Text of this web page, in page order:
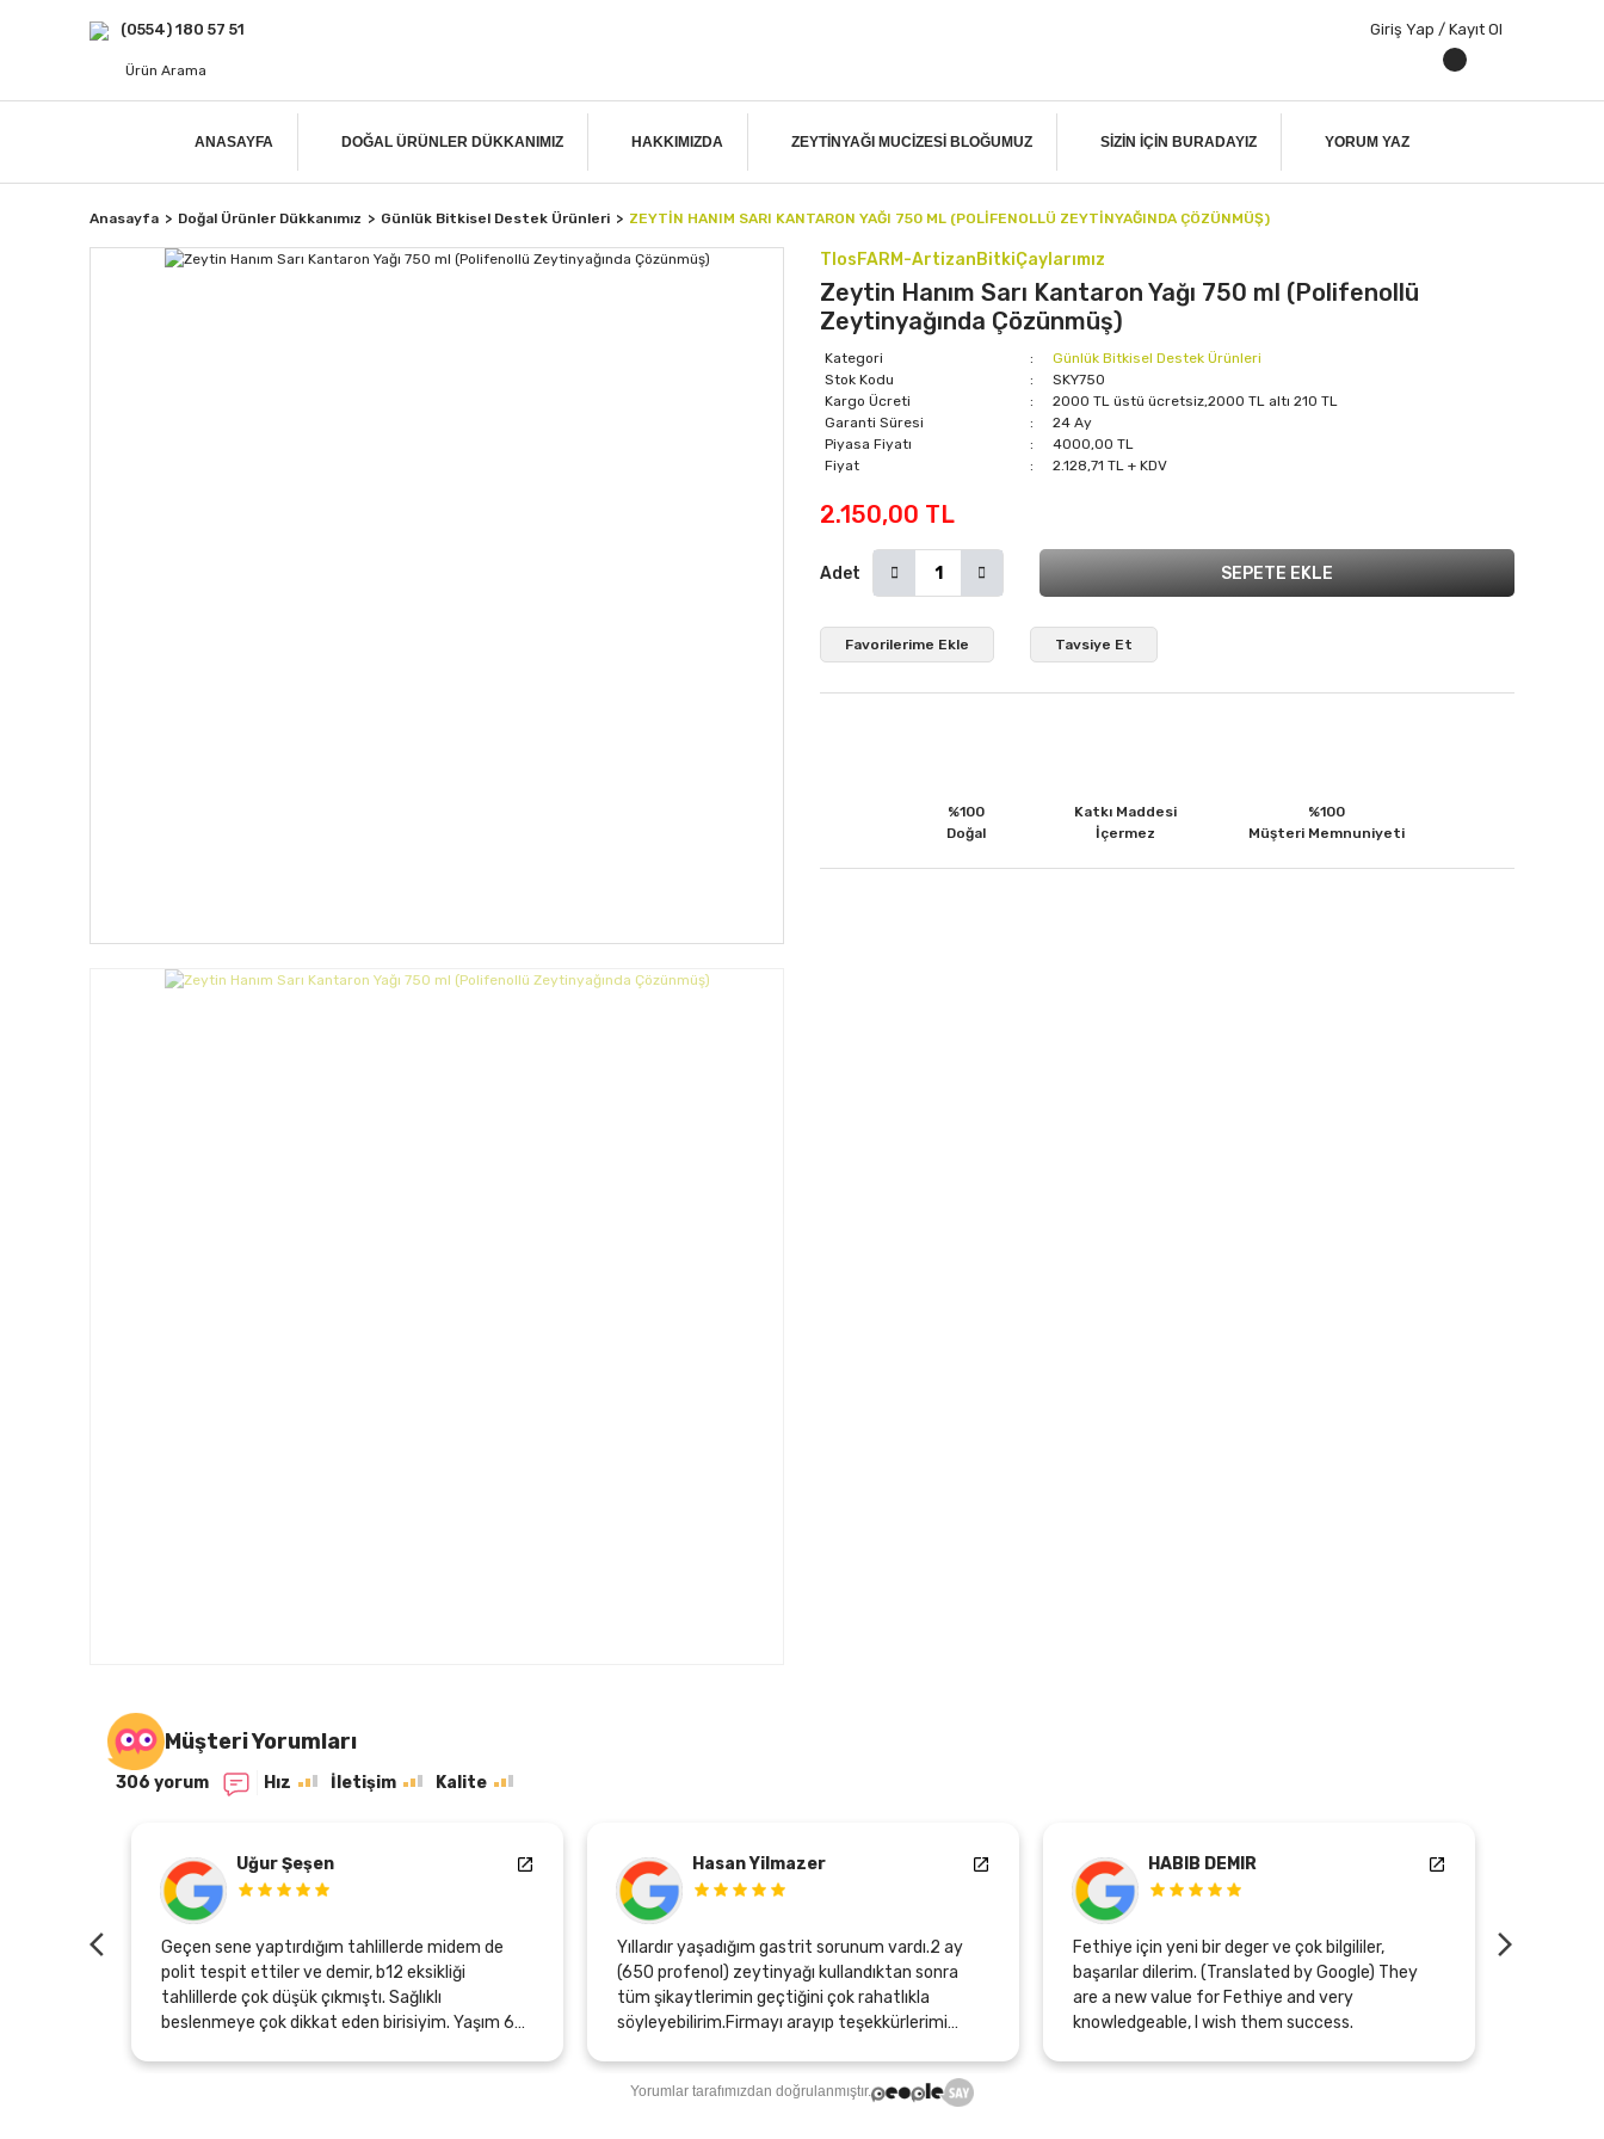
(0554) 180 57 51 Giriş Yap / Kayıt Ol
ANASAYFA DOĞAL ÜRÜNLER DÜKKANIMIZ HAKKIMIZDA ZEYTINYAĞI MUCIZESI BLOĞUMUZ SIZIN IÇIN BURADAYIZ YORUM YAZ
Anasayfa Doğal Ürünler Dükkanımız Günlük Bitkisel Destek Ürünleri ZEYTIN HANIM SARI KANTARON YAĞI 750 ML (POLIFENOLLÜ ZEYTINYAĞINDA ÇÖZÜNMÜŞ)
TlosFARM-ArtizanBitkiÇaylarımız
Zeytin Hanım Sarı Kantaron Yağı 750 ml (Polifenollü
Zeytinyağında Çözünmüş)
Kategori
Günlük Bitkisel Destek Ürünleri
Stok Kodu
SKY750
Kargo Ücreti
2000 TL üstü ücretsiz,2000 TL altı 210 TL
Garanti Süresi
24 Ay
Piyasa Fiyatı
4000,00 TL
Fiyat
2.128,71 TL + KDV
2.150,00 TL
Adet SEPETE EKLE
Tavsiye Et
%100
Doğal
Katkı Maddesi
İçermez
%100
Müşteri Memnuniyeti
Müşteri Yorumları
306 yorum Hız İletişim Kalite
Uğur Şeşen
Geçen sene yaptırdığım tahlillerde midem de
polit tespit ettiler ve demir, b12 eksikliği
tahlillerde çok düşük çıkmıştı. Sağlıklı
beslenmeye çok dikkat eden birisiyim. Yaşım 60
sebebi bu olabilirmiş. Bu arada endoskopi ve
Hasan Yilmazer
Yıllardır yaşadığım gastrit sorunum vardı.2 ay
(650 profenol) zeytinyağı kullandıktan sonra
tüm şikaytlerimin geçtiğini çok rahatlıkla
söyleyebilirim.Firmayı arayıp teşekkürlerimi
hissettiren bu ürünü üretenlere ve emeği geçen
herkese sonsuz teşekkürler.Şunuda belirtmek
HABIB DEMIR
Fethiye için yeni bir deger ve çok bilgililer,
başarılar dilerim. (Translated by Google) They
are a new value for Fethiye and very
knowledgeable, I wish them success.
Yorumlar tarafımızdan doğrulanmıştır.